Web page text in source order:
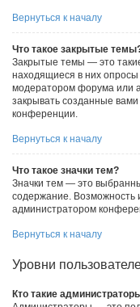
Вернуться к началу
Что такое закрытые
Закрытые темы — это
находящиеся в них
модератором форума или
закрывать созданные
конференции.
Вернуться к началу
Что такое значки тем?
Значки тем — это
содержание. Возможность
администратором
Вернуться к началу
Уровни
Кто такие